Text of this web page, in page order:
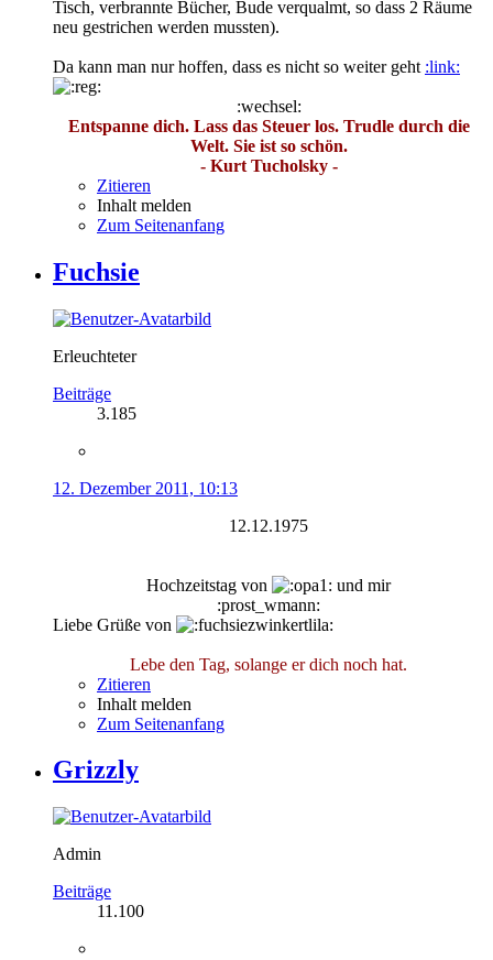
Tisch, verbrannte Bücher, Bude verqualmt, so dass 2 Räume
neu gestrichen werden mussten).
Da kann man nur hoffen, dass es nicht so weiter geht :link:
:wechsel:
Entspanne dich. Lass das Steuer los. Trudle durch die
Welt. Sie ist so schön.
- Kurt Tucholsky -
Zitieren
Inhalt melden
Zum Seitenanfang
Fuchsie
Erleuchteter
Beiträge
3.185
12. Dezember 2011, 10:13
12.12.1975
Hochzeitstag von
und mir
:prost_wmann:
Liebe Grüße von
Lebe den Tag, solange er dich noch hat.
Zitieren
Inhalt melden
Zum Seitenanfang
Grizzly
Admin
Beiträge
11.100